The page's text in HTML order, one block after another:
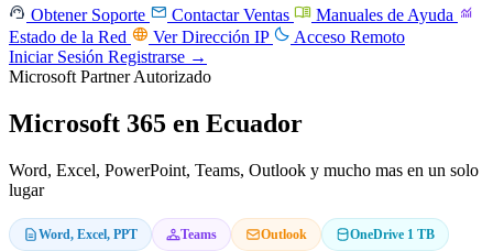
 Obtener Soporte  Contactar Ventas  Manuales de Ayuda 
Estado de la Red  Ver Dirección IP  Acceso Remoto
Iniciar Sesión Registrarse →
Microsoft Partner Autorizado
Microsoft 365 en Ecuador
Word, Excel, PowerPoint, Teams, Outlook y mucho mas en un solo
lugar
Word, Excel, PPT Teams Outlook OneDrive 1 TB